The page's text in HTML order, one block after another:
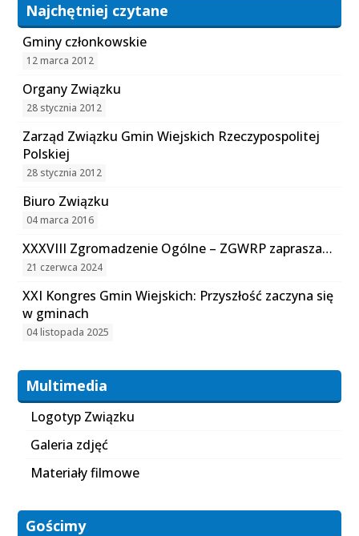
Najchętniej czytane
Gminy członkowskie
12 marca 2012
Organy Związku
28 stycznia 2012
Zarząd Związku Gmin Wiejskich Rzeczypospolitej
Polskiej
28 stycznia 2012
Biuro Związku
04 marca 2016
XXXVIII Zgromadzenie Ogólne – ZGWRP zaprasza…
21 czerwca 2024
XXI Kongres Gmin Wiejskich: Przyszłość zaczyna się
w gminach
04 listopada 2025
Multimedia
Logotyp Związku
Galeria zdjęć
Materiały filmowe
Gościmy